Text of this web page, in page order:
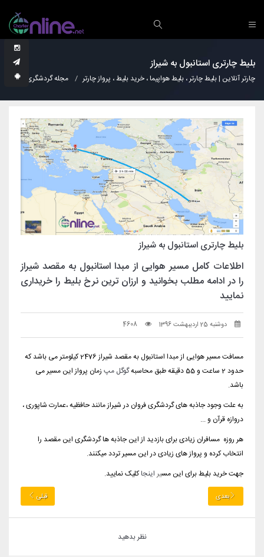
بلیط چارتری استانبول به شیراز
چارتر آنلاین | بلیط چارتر ، بلیط هواپیما ، خرید بلیط ، پرواز چارتر مجله گردشگری
بلیط چارتری استانبول به شیراز
اطلاعات کامل مسیر هوایی از مبدا استانبول به مقصد شیراز
را در ادامه مطلب بخوانید و ارزان ترین نرخ بلیط را خریداری
نمایید
دوشنبه 25 اردیبهشت 1396 4608
مسافت مسیر هوایی از مبدا استانبول به مقصد شیراز 2476 کیلومتر می باشد که
حدود 2 ساعت و 55 دقیقه طبق محاسبه
گوگل مپ زمان پرواز این مسیر می
باشد.
به علت وجود جاذبه های گردشگری فروان در شیراز مانند حافظیه ،عمارت شاپوری ،
دروازه قرآن و ...
هر روزه مسافران زیادی برای بازدید از این جاذبه ها گردشگری این مقصد را
انتخاب کرده و پرواز های زیادی در این مسیر تردد میکنند.
جهت خرید بلیط برای این مسیراینجاکلیک نمایید.
بعدی قبلی
نظر بدهید